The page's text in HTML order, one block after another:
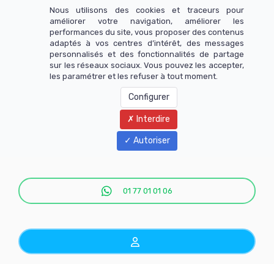
Menu
01 77 01 01 06
Nous utilisons des cookies et traceurs pour
améliorer votre navigation, améliorer les
performances du site, vous proposer des contenus
adaptés à vos centres d’intérêt, des messages
personnalisés et des fonctionnalités de partage
sur les réseaux sociaux. Vous pouvez les accepter,
les paramétrer et les refuser à tout moment.
Configurer
Interdire
Autoriser